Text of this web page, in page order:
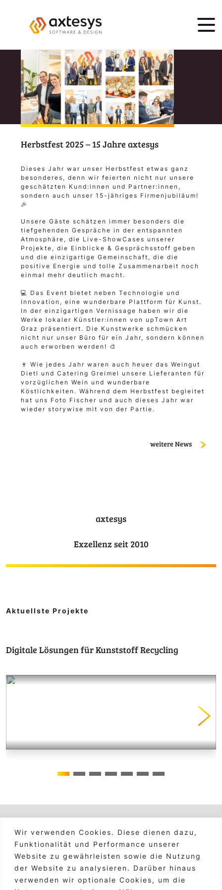
Wir verwenden Cookies. Diese dienen dazu,
Funktionalität und Performance unserer
Website zu gewährleisten sowie die Nutzung
der Website zu analysieren. Darüber hinaus
verwenden wir optionale Cookies, um die
Herbstfest 2025 – 15 Jahre axtesys
Dieses Jahr war unser Herbstfest etwas ganz
besonderes, denn wir feierten nicht nur unsere
geschätzten Kund:innen und Partner:innen,
sondern auch unser 15-jähriges Firmenjubiläum!
🎉
Unsere Gäste schätzen immer besonders die
tiefgehenden Gespräche in der entspannten
Atmosphäre, die Live-ShowCases unserer
Projekte, die Einblicke & Gesprächsstoff geben
und die einzigartige Gemeinschaft, die die
positive Energie und tolle Zusammenarbeit noch
einmal mehr deutlich macht.
💻 Das Event bietet neben Technologie und
Innovation, eine wunderbare Plattform für Kunst.
In der einzigartigen Vernissage haben wir die
Werke lokaler Künstler:innen von upTown Art
Graz präsentiert. Die Kunstwerke schmücken
nicht nur unser Büro für ein Jahr, sondern können
auch erworben werden! 🎨
🍷 Wie jedes Jahr waren auch heuer das Weingut
Dietl und Catering Greimel unsere Lieferanten für
vorzüglichen Wein und wunderbare
Köstlichkeiten. Während dem Herbstfest begleitet
hat uns Foto Fischer und auch dieses Jahr war
wieder storywise mit von der Partie.
weitere News
axtesys
Exzellenz seit 2010
Aktuellste Projekte
Digitale Lösungen für Kunststoff Recycling
Hauptgebäude Graz alle Standorte >
Markus Moser, CEO